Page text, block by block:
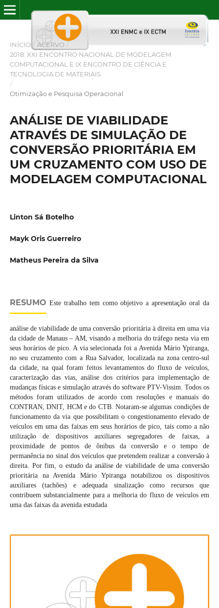
INÍCIO / ACERVO /
2018: XXI ENCONTRO NACIONAL DE MODELAGEM
COMPUTACIONAL E IX ENCONTRO DE CIÊNCIA E
TECNOLOGIA DE MATERIAIS
/
Otimização e Pesquisa Operacional
ANÁLISE DE VIABILIDADE
ATRAVÉS DE SIMULAÇÃO DE
CONVERSÃO PRIORITÁRIA EM
UM CRUZAMENTO COM USO DE
MODELAGEM COMPUTACIONAL
Linton Sá Botelho
Mayk Oris Guerreiro
Matheus Pereira da Silva
RESUMO Este trabalho tem como objetivo a apresentação oral da
análise de viabilidade de uma conversão prioritária à direita em uma via
da cidade de Manaus – AM, visando a melhoria do tráfego nesta via em
seus horários de pico. A via selecionada foi a Avenida Mário Ypiranga,
no seu cruzamento com a Rua Salvador, localizada na zona centro-sul
da cidade, na qual foram feitos levantamentos do fluxo de veículos,
caracterização das vias, análise dos critérios para implementação de
mudanças físicas e simulação através do software PTV-Vissim. Todos os
métodos foram utilizados de acordo com resoluções e manuais do
CONTRAN, DNIT, HCM e do CTB. Notaram-se algumas condições de
funcionamento da via que possibilitam o congestionamento elevado de
veículos em uma das faixas em seus horários de pico, tais como a não
utilização de dispositivos auxiliares segregadores de faixas, a
proximidade de pontos de ônibus da conversão e o tempo de
permanência no sinal dos veículos que pretendem realizar a conversão à
direita. Por fim, o estudo da análise de viabilidade de uma conversão
prioritária na Avenida Mário Ypiranga notabilizou os dispositivos
auxiliares (tachões) e adequada sinalização como recursos que
contribuem substancialmente para a melhoria do fluxo de veículos em
uma das faixas da avenida estudada